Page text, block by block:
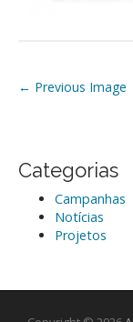
P
t
n
← Previous Image
Categorias
Campanhas
Notícias
Projetos